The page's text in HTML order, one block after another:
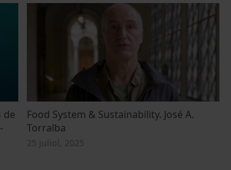
de
Food System & Sustainability. José A.
Torralba
25 juliol, 2025